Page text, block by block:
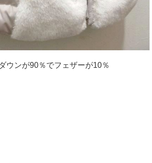
ウンが90％でフェザーが10％